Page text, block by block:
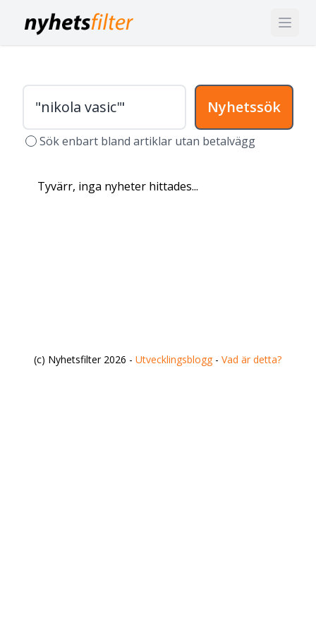
Nyhetssök
Sök enbart bland artiklar utan betalvägg
Tyvärr, inga nyheter hittades...
(c) Nyhetsfilter 2026 -Utvecklingsblogg -Vad är detta?